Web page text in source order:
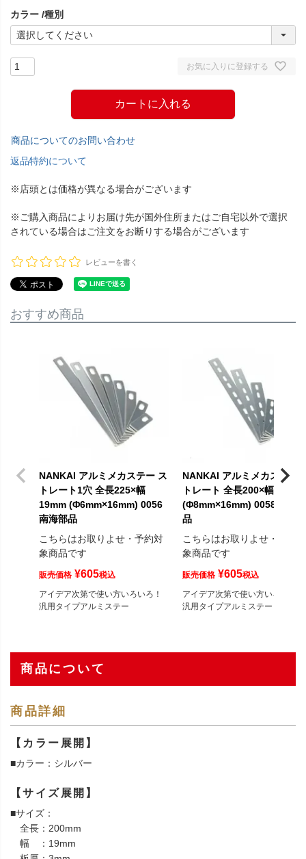
)
カラー 種別
お気に入りに登録する
カートに入れる
商品についてのお問い合わせ
返品特約について
※店頭とは価格が異なる場合がございます
※ご購入商品によりお届け先が国外住所またはご自宅以外で選択
されている場合はご注文をお断りする場合がございます
レビューを書く
おすすめ商品
NANKAI アルミメカステー ス
トレート1穴 全長225×幅
19mm (Φ6mm×16mm) 0056
南海部品
こちらはお取りよせ・予約対
象商品です
販売価格 ¥605税込
アイデア次第で使い方いろいろ！
汎用タイプアルミステー
NANKAI アルミメカステー
トレート 全長200×幅19mm
(Φ8mm×16mm) 0058 南海
品
こちらはお取りよせ・予約対
象商品です
販売価格 ¥605税込
アイデア次第で使い方いろいろ！
汎用タイプアルミステー
商品について
商品詳細
【カラー展開】
■カラー：シルバー
【サイズ展開】
■サイズ：
全長：200mm
幅 ：19mm